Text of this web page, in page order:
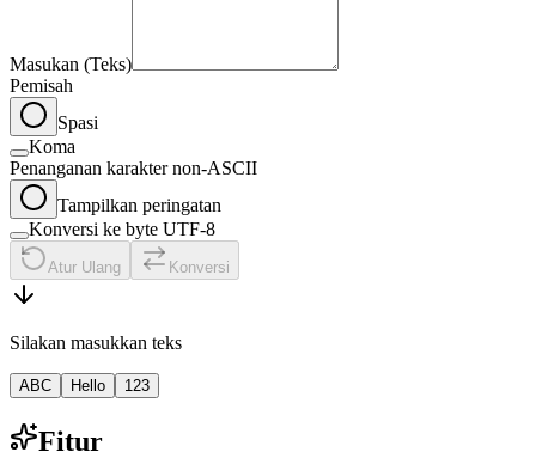
Masukan (Teks)
Pemisah
Spasi
Koma
Penanganan karakter non-ASCII
Tampilkan peringatan
Konversi ke byte UTF-8
Atur Ulang Konversi
Silakan masukkan teks
ABC Hello 123
Fitur